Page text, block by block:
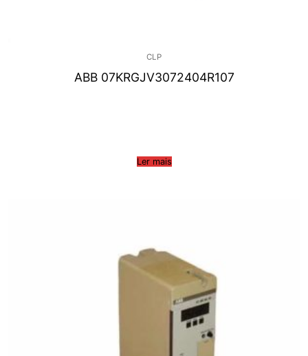
CLP
ABB 07KRGJV3072404R107
Ler mais